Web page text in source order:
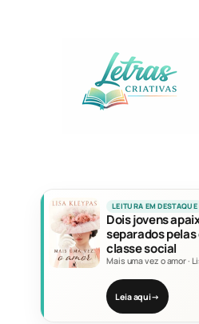
LEITURA EM DESTAQUE
Dois jovens
separados
classe social
Mais uma vez o amor·
Leia aqui→